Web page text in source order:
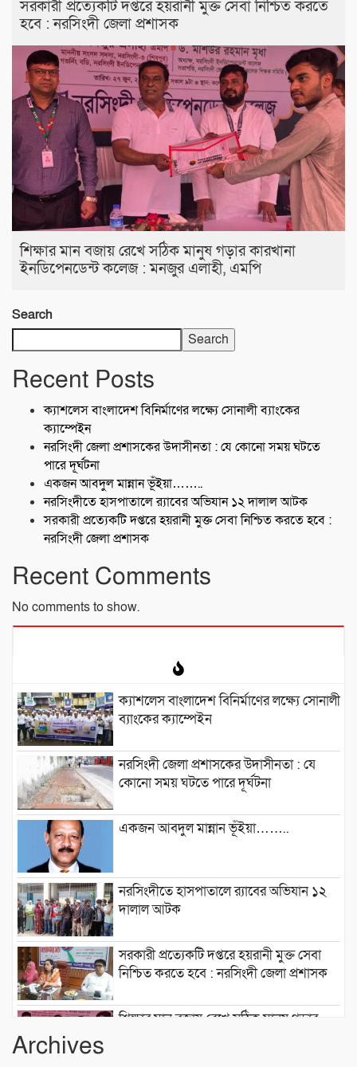
সরকারী প্রত্যেকটি দপ্তরে হয়রানী মুক্ত সেবা নিশ্চিত করতে
হবে : নরসিংদী জেলা প্রশাসক
শিক্ষার মান বজায় রেখে সঠিক মানুষ গড়ার কারখানা
ইনডিপেনডেন্ট কলেজ : মনজুর এলাহী, এমপি
Search
Search
Recent Posts
ক্যাশলেস বাংলাদেশ বিনির্মাণের লক্ষ্যে সোনালী ব্যাংকের
ক্যাম্পেইন
নরসিংদী জেলা প্রশাসকের উদাসীনতা : যে কোনো সময় ঘটতে
পারে দূর্ঘটনা
একজন আবদুল মান্নান ভূঁইয়া……..
নরসিংদীতে হাসপাতালে র‍্যাবের অভিযান ১২ দালাল আটক
সরকারী প্রত্যেকটি দপ্তরে হয়রানী মুক্ত সেবা নিশ্চিত করতে হবে :
নরসিংদী জেলা প্রশাসক
Recent Comments
No comments to show.
ক্যাশলেস বাংলাদেশ বিনির্মাণের লক্ষ্যে সোনালী
ব্যাংকের ক্যাম্পেইন
নরসিংদী জেলা প্রশাসকের উদাসীনতা : যে
কোনো সময় ঘটতে পারে দূর্ঘটনা
একজন আবদুল মান্নান ভূঁইয়া……..
নরসিংদীতে হাসপাতালে র‍্যাবের অভিযান ১২
দালাল আটক
সরকারী প্রত্যেকটি দপ্তরে হয়রানী মুক্ত সেবা
নিশ্চিত করতে হবে : নরসিংদী জেলা প্রশাসক
শিক্ষার মান বজায় রেখে সঠিক মানুষ গড়ার
Archives